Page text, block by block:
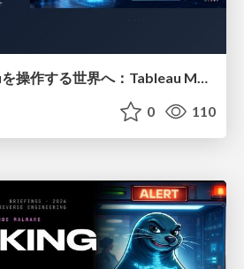
AIが自社のTableauを操作する世界へ：Tableau MCP超入門
0 110